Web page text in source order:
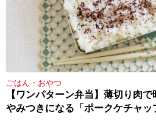
ごはん・おやつ
【ワンパターン弁当】薄切り肉
やみつきになる「ポークケチャッ